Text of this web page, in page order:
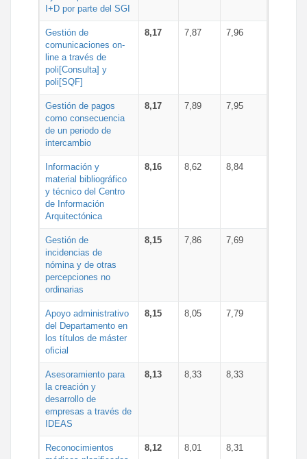
I+D por parte del SGI
Gestión de
comunicaciones on-
line a través de
poli[Consulta] y
poli[SQF]
8,17 7,87 7,96
Gestión de pagos
como consecuencia
de un periodo de
intercambio
8,17 7,89 7,95
Información y
material bibliográfico
y técnico del Centro
de Información
Arquitectónica
8,16 8,62 8,84
Gestión de
incidencias de
nómina y de otras
percepciones no
ordinarias
8,15 7,86 7,69
Apoyo administrativo
del Departamento en
los títulos de máster
oficial
8,15 8,05 7,79
Asesoramiento para
la creación y
desarrollo de
empresas a través de
IDEAS
8,13 8,33 8,33
Reconocimientos
8,12 8,01 8,31